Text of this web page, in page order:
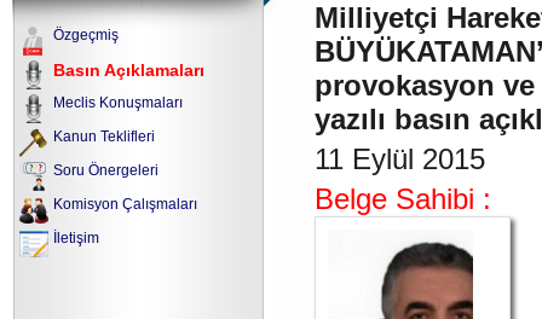
Özgeçmiş
Basın Açıklamaları
Meclis Konuşmaları
Kanun Teklifleri
Soru Önergeleri
Komisyon Çalışmaları
İletişim
Milliyetçi
provokasyon ve
yazılı basın
11 Eylül 2015
Belge Sahibi :